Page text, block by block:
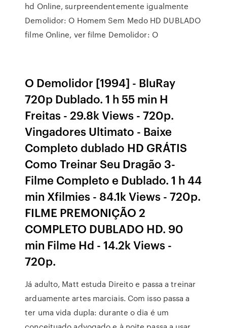
hd Online, surpreendentemente igualmente
Demolidor: O Homem Sem Medo HD DUBLADO
filme Online, ver filme Demolidor: O
O Demolidor [1994] - BluRay
720p Dublado. 1 h 55 min H
Freitas - 29.8k Views - 720p.
Vingadores Ultimato - Baixe
Completo dublado HD GRÁTIS
Como Treinar Seu Dragão 3-
Filme Completo e Dublado. 1 h 44
min Xfilmies - 84.1k Views - 720p.
FILME PREMONIÇÃO 2
COMPLETO DUBLADO HD. 90
min Filme Hd - 14.2k Views -
720p.
Já adulto, Matt estuda Direito e passa a treinar
arduamente artes marciais. Com isso passa a
ter uma vida dupla: durante o dia é um